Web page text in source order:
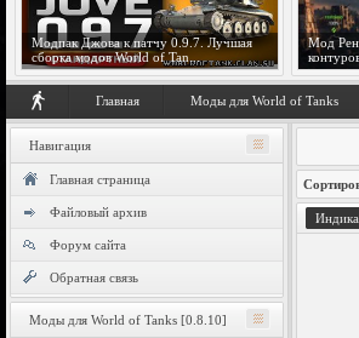
Модпак Джова к патчу 0.9.7. Лучшая
сборка модов World of Tan...
Мод
Главная Моды для World of Tanks
Навигация
Главная страница
Файловый архив
Форум сайта
Обратная связь
Моды для World of Tanks [0.8.10]